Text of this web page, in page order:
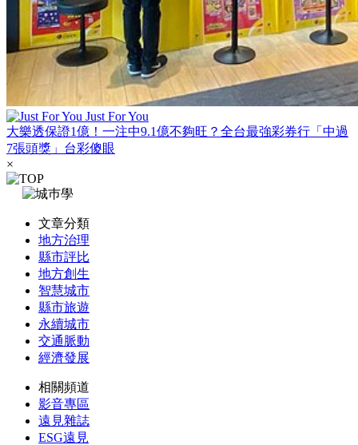
Just For You
大樂透保證1億！一注中9.1億不夠旺？全台最強彩券行「中過
7張頭獎」台彩傻眼
×
文章分類
地方治理
縣市評比
地方創生
智慧城市
縣市旅遊
永續城市
交通脈動
經濟發展
相關頻道
影音專區
遠見雜誌
ESG遠見